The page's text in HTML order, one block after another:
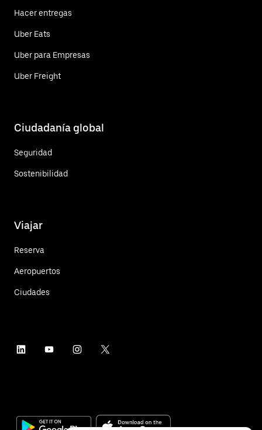
Hacer entregas
Uber Eats
Uber para Empresas
Uber Freight
Ciudadanía global
Seguridad
Sostenibilidad
Viajar
Reserva
Aeropuertos
Ciudades